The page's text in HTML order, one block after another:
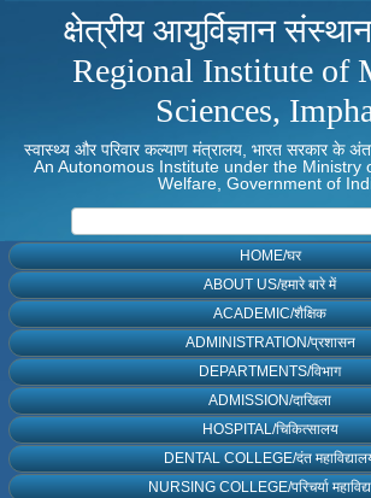
क्षेत्रीय आयुर्विज्ञान
Regional Institute of
Sciences,
स्वास्थ्य और परिवार कल्याण मंत्रालय, भारत सरकार के
An Autonomous Institute under the Ministry
Welfare, Government of
HOME/घर
ABOUT US/हमारे बारे में
ACADEMIC/शैक्षिक
ADMINISTRATION/प्रशासन
DEPARTMENTS/विभाग
ADMISSION/दाखिला
HOSPITAL/चिकित्सालय
DENTAL COLLEGE/दंत
NURSING COLLEGE/परिचर्या